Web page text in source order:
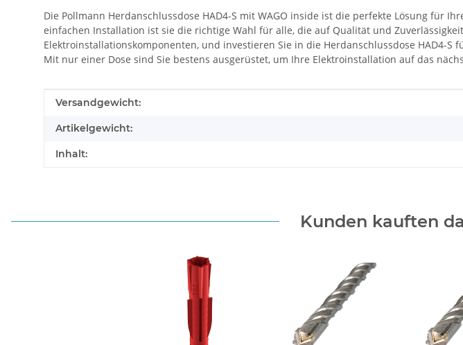
Die Pollmann Herdanschlussdose HAD4-S mit WAGO inside ist die perfekte Lösung für
einfachen Installation ist sie die richtige Wahl für alle, die auf Qualität und
Elektroinstallationskomponenten, und investieren Sie in die Herdanschlussdose HAD4-
Mit nur einer Dose sind Sie bestens ausgerüstet, um Ihre Elektroinstallation auf das
Produkteigenschaft
Wert
Versandgewicht:
Artikelgewicht:
Inhalt:
Kunden kauften